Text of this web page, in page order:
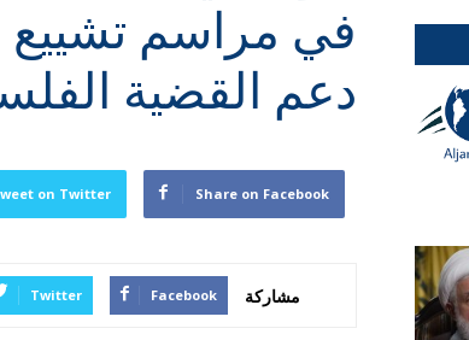
في مراسم تشييع
دعم القضية
Share on Facebook
on Twitter
مشاركة Facebook
Twitter